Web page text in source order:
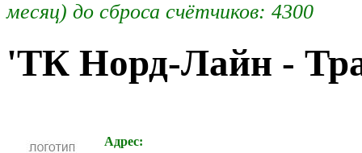
месяц) до сброса счётчиков: 4300
'ТК Норд-Лайн -
Адрес: